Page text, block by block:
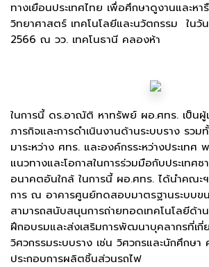
ทางเยือนประเทศไทย เพื่อศึกษาดูงานและห
วิทยาศาสตร์ เทคโนโลยีและนวัตกรรม ใน
2566 ณ วว. เทคโนธานี คลองห้า
ในการนี้ ดร.อาณัติ หาทรัพย์ ผอ.ศทร. เป็นผู้
ภารกิจและการดำเนินงานด้านระบบราง รว
มาระหว่าง ศทร. และองค์กรระหว่างประเทศ
แนวทางและโอกาสในการร่วมมือกับประเทศซ
อนาคตอันใกล้ ในการนี้ ผอ.ศทร. ได้นำคณ
การ ณ อาคารศูนย์ทดสอบมาตรฐานระบบข
สามารถสนับสนุนการถ่ายทอดเทคโนโลยีด้า
ฝึกอบรมและส่งเสริมการพัฒนาบุคลากรที่เกี่
วิศวกรรมระบบราง เช่น วิศวกรและนักศึกษ
ประกอบการผลิตชิ้นส่วนรถไฟ